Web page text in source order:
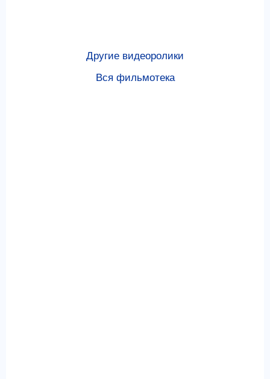
Другие видеоролики
Вся фильмотека